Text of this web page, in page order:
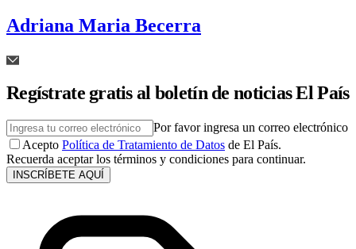
Adriana Maria Becerra
Regístrate gratis al boletín de noticias El País
Por favor ingresa un correo electrónico
Acepto Política de Tratamiento de Datos de El País.
Recuerda aceptar los términos y condiciones para continuar.
INSCRÍBETE AQUÍ